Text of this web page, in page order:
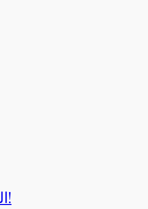
الجولة النهائية لبطولة إيزي كارت 2025!